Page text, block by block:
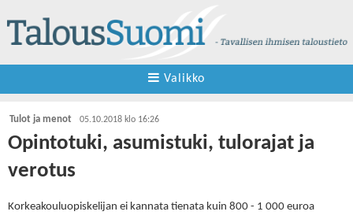
Valikko
Tulot ja menot 05.10.2018 klo 16:26
Opintotuki, asumistuki, tulorajat ja
verotus
Korkeakouluopiskelijan ei kannata tienata kuin 800 - 1 000 euroa